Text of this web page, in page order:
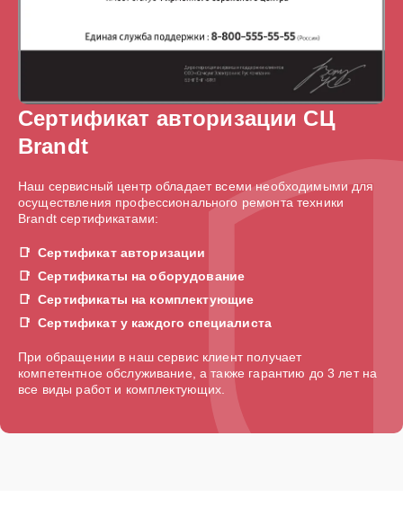
Сертификат авторизации СЦ
Brandt
Наш сервисный центр обладает всеми необходимыми для
осуществления профессионального ремонта техники
Brandt сертификатами:
Сертификат авторизации
Сертификаты на оборудование
Сертификаты на комплектующие
Сертификат у каждого специалиста
При обращении в наш сервис клиент получает
компетентное обслуживание, а также гарантию до 3 лет на
все виды работ и комплектующих.